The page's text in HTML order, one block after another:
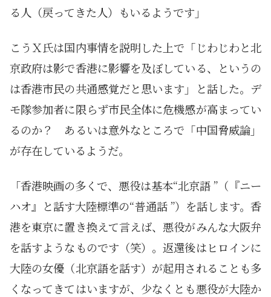
る人（戻ってきた人）もいるようです」
こうＸ氏は国内事情を説明した上で「じわじわと北
京政府は影で香港に影響を及ぼしている、というの
は香港市民の共通感覚だと思います」と話した。デ
モ隊参加者に限らず市民全体に危機感が高まってい
るのか？ あるいは意外なところで「中国脅威論」
が存在しているようだ。
「香港映画の多くで、悪役は基本“北京語 ”（『ニー
ハオ』と話す大陸標準の“普通話 ”）を話します。香
港を東京に置き換えて言えば、悪役がみんな大阪弁
を話すようなものです（笑）。返還後はヒロインに
大陸の女優（北京語を話す）が起用されることも多
くなってきてはいますが、少なくとも悪役が大陸か